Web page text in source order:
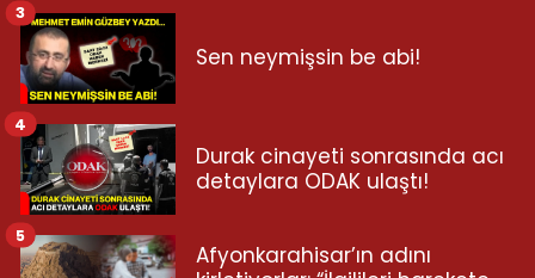
Sen neymişsin be abi!
3
Durak cinayeti sonrasında acı
detaylara ODAK ulaştı!
4
Afyonkarahisar’ın adını
5